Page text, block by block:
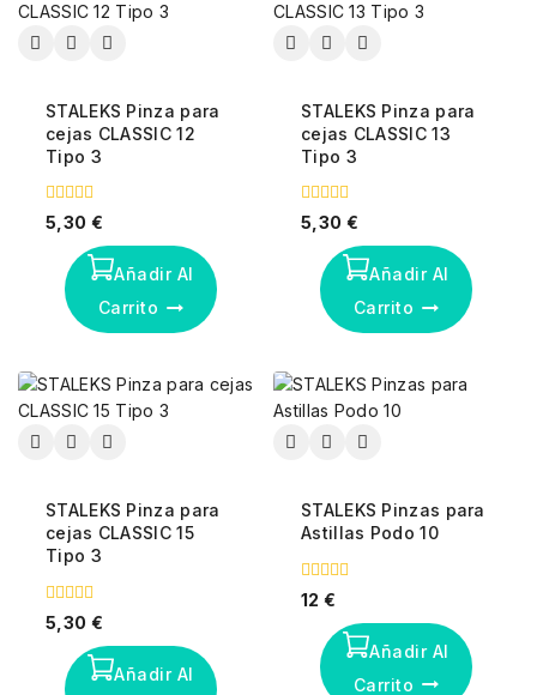
STALEKS Pinza para
cejas CLASSIC 12
Tipo 3
0
fuera
5,30 €
Añadir Al
Carrito
STALEKS Pinza para
cejas CLASSIC 13
Tipo 3
0
fuera
5,30 €
Añadir Al
Carrito
STALEKS Pinza para
cejas CLASSIC 15
Tipo 3
0
fuera
5,30 €
Añadir Al
STALEKS Pinzas para
Astillas Podo 10
0
fuera
12 €
Añadir Al
Carrito